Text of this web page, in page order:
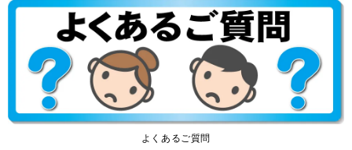
よくあるご質問